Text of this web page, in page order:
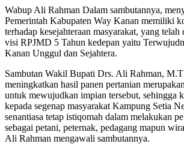
Wabup Ali Rahman Dalam sambutannya,
Pemerintah Kabupaten Way Kanan memiliki
terhadap kesejahteraan masyarakat, yang
visi RPJMD 5 Tahun kedepan yaitu
Kanan Unggul dan Sejahtera.
Sambutan Wakil Bupati Drs. Ali Rahman,
meningkatkan hasil panen pertanian
untuk mewujudkan impian tersebut, sehingga
kepada segenap masyarakat Kampung Setia
senantiasa tetap istiqomah dalam melakukan
sebagai petani, peternak, pedagang mapun
Ali Rahman mengawali sambutannya.